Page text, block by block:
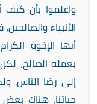
واعلموا بأن
الأنبياء
أيها الإخوة
بعمله الصالح،
إلى رضا الناس.
حياتنا، هناك